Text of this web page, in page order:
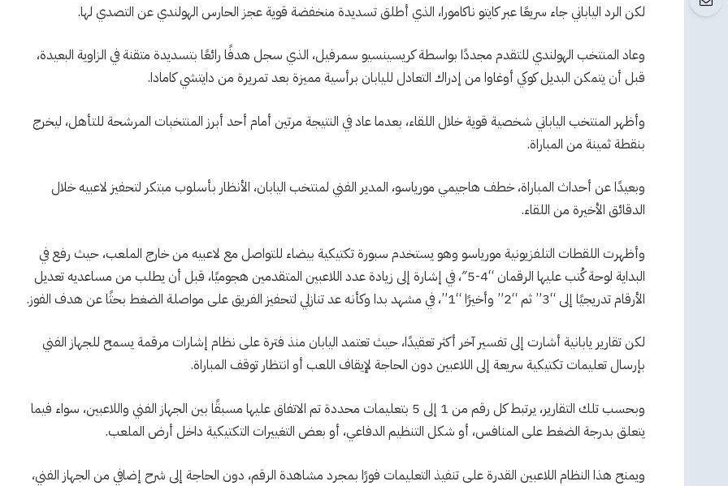
لكن الرد الياباني جاء سريعًا عبر كايتو ناكامورا، الذي أطلق تسديدة منخفضة قوية عجز الحارس الهولندي عن التصدي لها.
وعاد المنتخب الهولندي للتقدم مجددًا بواسطة كريسينسيو سمرفيل، الذي سجل هدفًا رائعًا بتسديدة متقنة في الزاوية البعيدة،
قبل أن يتمكن البديل كوكي أوغاوا من إدراك التعادل لليابان برأسية مميزة بعد تمريرة من دايتشي كامادا.
وأظهر المنتخب الياباني شخصية قوية خلال اللقاء، بعدما عاد في النتيجة مرتين أمام أحد أبرز المنتخبات المرشحة للتأهل، ليخرج
بنقطة ثمينة من المباراة.
وبعيدًا عن أحداث المباراة، خطف هاجيمي مورياسو، المدير الفني لمنتخب اليابان، الأنظار بأسلوب مبتكر لتحفيز لاعبيه خلال
الدقائق الأخيرة من اللقاء.
وأظهرت اللقطات التلفزيونية مورياسو وهو يستخدم سبورة تكتيكية بيضاء للتواصل مع لاعبيه من خارج الملعب، حيث رفع في
البداية لوحة كُتب عليها الرقمان “4-5″، في إشارة إلى زيادة عدد اللاعبين المتقدمين هجوميًا، قبل أن يطلب من مساعديه تعديل
الأرقام تدريجيًا إلى “3” ثم “2” وأخيرًا “1”، في مشهد بدا وكأنه عد تنازلي لتحفيز الفريق على مواصلة الضغط بحثًا عن هدف الفوز.
لكن تقارير يابانية أشارت إلى تفسير آخر أكثر تعقيدًا، حيث تعتمد اليابان منذ فترة على نظام إشارات مرقمة يسمح للجهاز الفني
بإرسال تعليمات تكتيكية سريعة إلى اللاعبين دون الحاجة لإيقاف اللعب أو انتظار توقف المباراة.
وبحسب تلك التقارير، يرتبط كل رقم من 1 إلى 5 بتعليمات محددة تم الاتفاق عليها مسبقًا بين الجهاز الفني واللاعبين، سواء فيما
يتعلق بدرجة الضغط على المنافس، أو شكل التنظيم الدفاعي، أو بعض التغييرات التكتيكية داخل أرض الملعب.
ويمنح هذا النظام اللاعبين القدرة على تنفيذ التعليمات فورًا بمجرد مشاهدة الرقم، دون الحاجة إلى شرح إضافي من الجهاز الفني،